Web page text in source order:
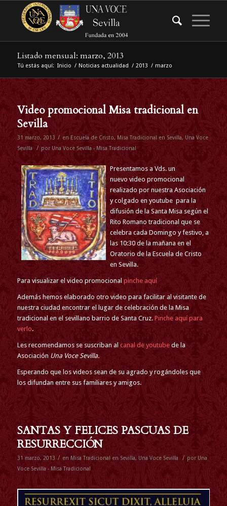
Listado mensual: marzo, 2013
Tú estás aquí: Inicio / Noticias actualidad / 2013 / marzo
Video promocional Misa tradicional en
Sevilla
31 marzo, 2013 / en Escuela de Cristo, Misa Tradicional en Sevilla,Una Voce
Sevilla
/ por Una Voce Sevilla - Misa Tradicional
Presentamos a Vds. un
nuevo video promocional
realizado por nuestra Asociación
y colgado en youtube para la
difusión de la Santa Misa según el
Rito Romano tradicional que se
celebra cada Domingo y festivo, a
las 10:30 de la mañana en el
Oratorio de la Escuela de Cristo
en Sevilla.
Para visualizar el video promocional pinche aquí
Además hemos elaborado otro video para facilitar al visitante de
nuestra ciudad encontrar el lugar de celebración de la Misa
tradicional en el sevillano barrio de Santa Cruz. Pinche aquí para
verlo.
Les recomendamos se suscriban al canal de youtubede la
Asociación Una Voce Sevilla.
Esperando que los videos sean de su agrado y rogándoles que
los difundan entre sus familiares y amigos.
SANTAS Y FELICES PASCUAS DE
RESURRECCIÓN
31 marzo, 2013 / en Misa Tradicional en Sevilla, Una Voce Sevilla / por Una
Voce Sevilla - Misa Tradicional